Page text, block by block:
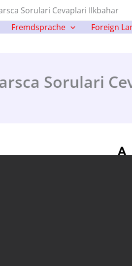
Fremdsprache Foreign
Sorulari Cevaplari Ilkbahar
Sorulari